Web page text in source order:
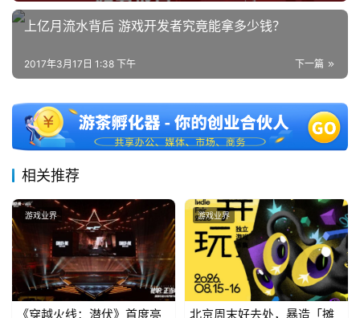
游
对
接
会
海
站
中
文
上亿月流水背后 游戏开发者究竟能拿多少钱？
下一篇
2017年3月17日 1:38 下午
相关推荐
游戏业界
《穿越火线：潜伏》首度亮
游戏业界
北京周末好去处，暴造「摊